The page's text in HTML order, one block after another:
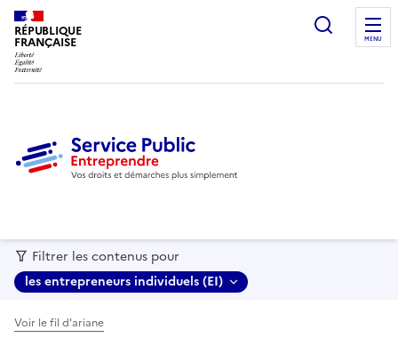
RÉPUBLIQUE
FRANÇAISE MENU
Filtrer les contenus pour
les entrepreneurs individuels (EI)
Voir le fil d'ariane